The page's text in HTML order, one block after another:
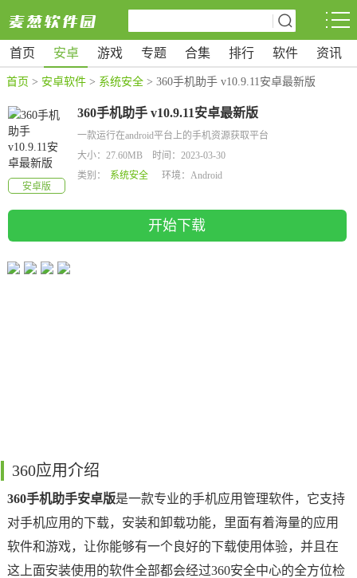
首页 安卓 游戏 专题 合集 排行 软件 资讯
首页 > 安卓软件 > 系统安全 > 360手机助手 v10.9.11安卓最新版
安卓版
360手机助手 v10.9.11安卓最新版
一款运行在android平台上的手机资源获取平台
大小：27.60MB 时间：2023-03-30
类别：
系统安全 环境：Android
开始下载
360应用介绍
360手机助手安卓版是一款专业的手机应用管理软件，它支持
对手机应用的下载，安装和卸载功能，里面有着海量的应用
软件和游戏，让你能够有一个良好的下载使用体验，并且在
这上面安装使用的软件全部都会经过360安全中心的全方位检